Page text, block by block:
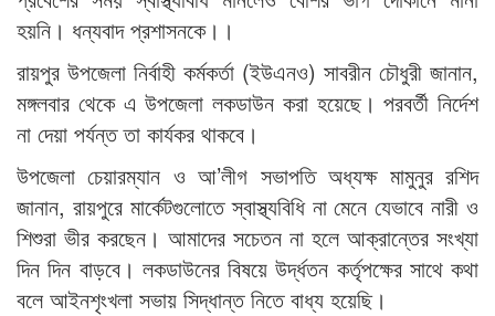
হয়নি। ধন্যবাদ প্রশাসনকে।।
রায়পুর উপজেলা নির্বাহী কর্মকর্তা (ইউএনও) সাবরীন চৌধুরী জানান,
মঙ্গলবার থেকে এ উপজেলা লকডাউন করা হয়েছে। পরবর্তী নির্দেশ
না দেয়া পর্যন্ত তা কার্যকর থাকবে।
উপজেলা চেয়ারম্যান ও আ’লীগ সভাপতি অধ্যক্ষ মামুনুর রশিদ
জানান, রায়পুরে মার্কেটগুলোতে স্বাস্থ্যবিধি না মেনে যেভাবে নারী ও
শিশুরা ভীর করছেন। আমাদের সচেতন না হলে আক্রান্তের সংখ্যা
দিন দিন বাড়বে। লকডাউনের বিষয়ে উর্দ্ধতন কর্তৃপক্ষের সাথে কথা
বলে আইনশৃংখলা সভায় সিদ্ধান্ত নিতে বাধ্য হয়েছি।